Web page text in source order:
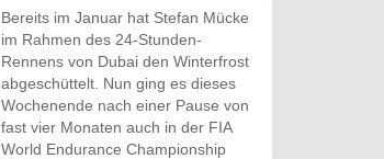
Bereits im Januar hat Stefan Mücke
im Rahmen des 24-Stunden-
Rennens von Dubai den Winterfrost
abgeschüttelt. Nun ging es dieses
Wochenende nach einer Pause von
fast vier Monaten auch in der FIA
World Endurance Championship